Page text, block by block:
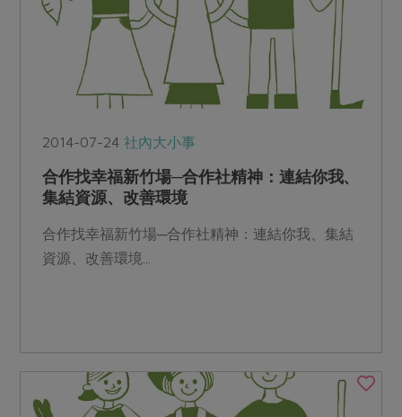
2014-07-24社內大小事
合作找幸福新竹場─合作社精神：連結你我、
集結資源、改善環境
合作找幸福新竹場─合作社精神：連結你我、集結
資源、改善環境...